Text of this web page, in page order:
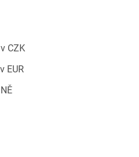
CZK
EUR